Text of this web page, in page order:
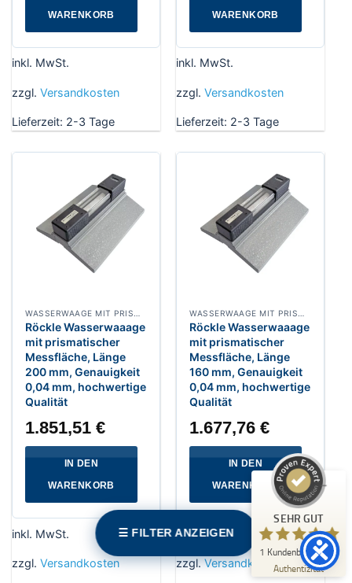
WARENKORB
inkl. MwSt.
zzgl. Versandkosten
Lieferzeit: 2-3 Tage
WARENKORB
inkl. MwSt.
zzgl. Versandkosten
Lieferzeit: 2-3 Tage
Röckle Wasserwaaage
mit prismatischer
Messfläche, Länge
200 mm, Genauigkeit
0,04 mm, hochwertige
Qualität
1.851,51€
IN DEN
WARENKORB
inkl. MwSt.
zzgl. Versandkosten
Röckle Wasserwaaage
mit prismatischer
Messfläche, Länge
160 mm, Genauigkeit
0,04 mm, hochwertige
Qualität
1.677,76€
IN DEN
WARENKORB
inkl. MwSt.
zzgl.Versandkosten
☰ FILTER ANZEIGEN
SEHR GUT
1 Kundenbewertung
Authentizität
Kundenbewertungen und Erfahrungen zu
Messwerkzeuge24.de
Empfehlungen auf
ProvenExpert.com
1
Bewertung auf ProvenExpert.com
Erfahren Sie mehr über dieses Bewertungssiegel
07.05.2026
Profil ansehen